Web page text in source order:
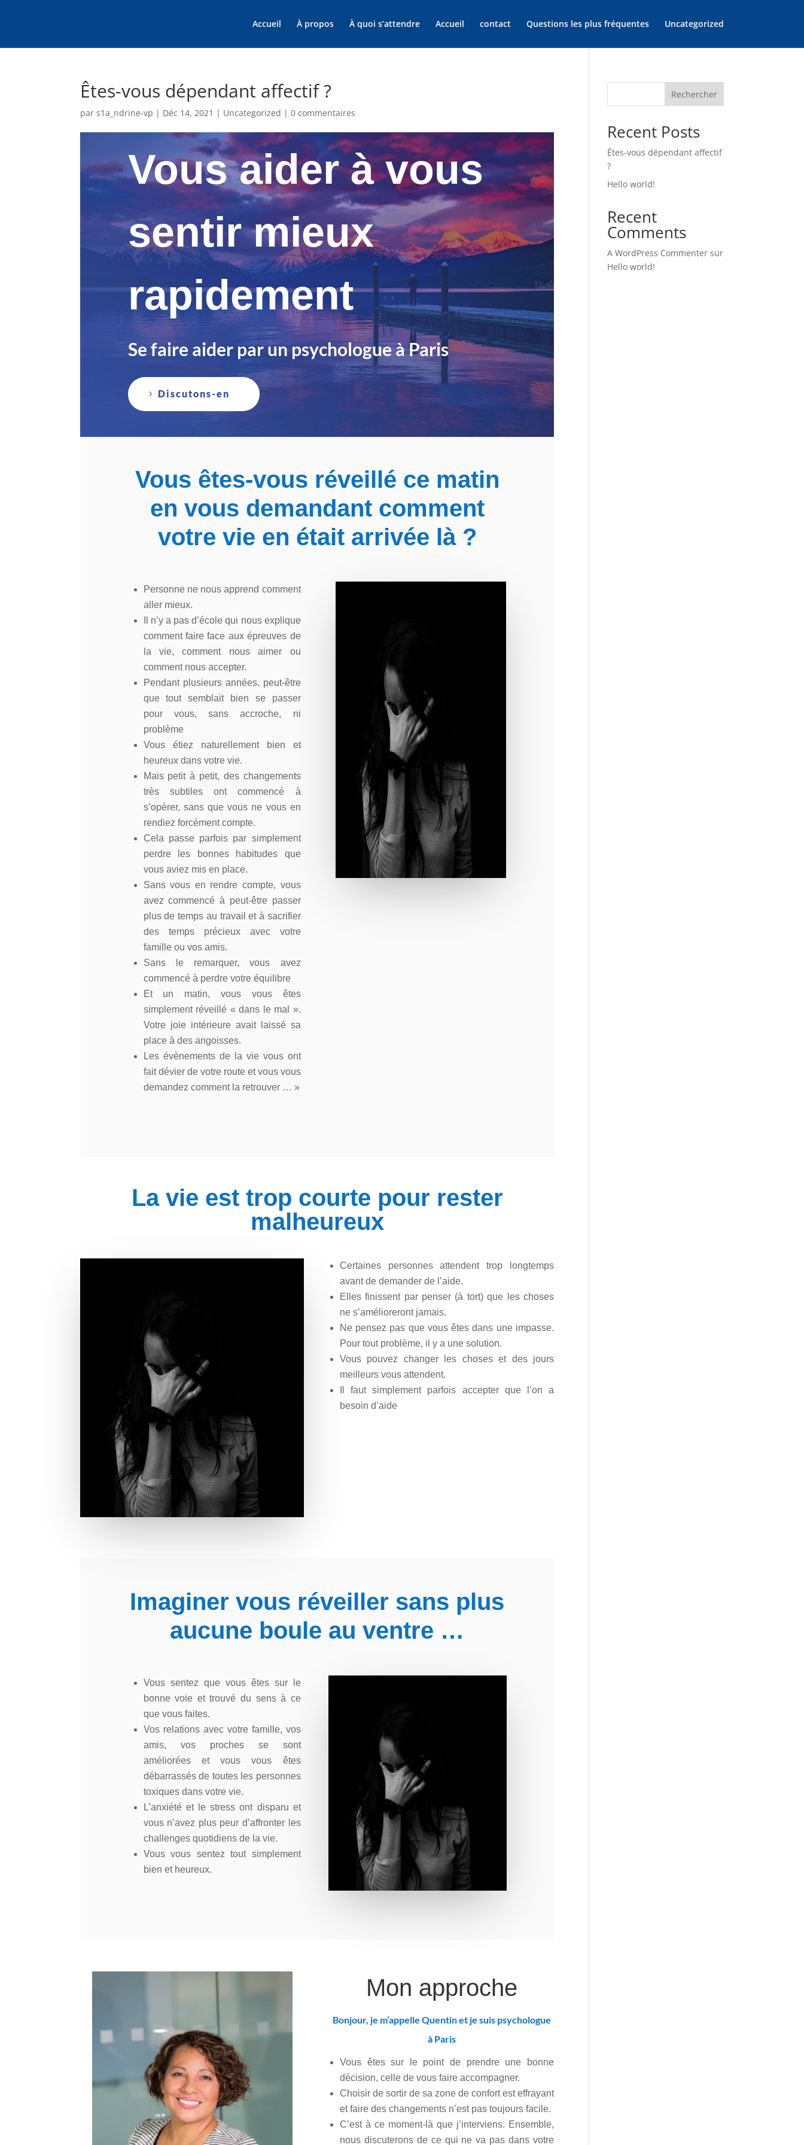
Accueil À propos À quoi s’attendre Accueil contact Questions les plus fréquentes Uncategorized
Êtes-vous dépendant affectif ?
pars1a_ndrine-vp | Déc 14, 2021 | Uncategorized |0 commentaires
Vous aider à vous
sentir mieux
rapidement
Se faire aider par un psychologue à Paris
Discutons-en
Vous êtes-vous réveillé ce matin
en vous demandant comment
votre vie en était arrivée là ?
Personne ne nous apprend comment
aller mieux.
Il n’y a pas d’école qui nous explique
comment faire face aux épreuves de
la vie, comment nous aimer ou
comment nous accepter.
Pendant plusieurs années, peut-être
que tout semblait bien se passer
pour vous, sans accroche, ni
problème
Vous étiez naturellement bien et
heureux dans votre vie.
Mais petit à petit, des changements
très subtiles ont commencé à
s’opérer, sans que vous ne vous en
rendiez forcément compte.
Cela passe parfois par simplement
perdre les bonnes habitudes que
vous aviez mis en place.
Sans vous en rendre compte, vous
avez commencé à peut-être passer
plus de temps au travail et à sacrifier
des temps précieux avec votre
famille ou vos amis.
Sans le remarquer, vous avez
commencé à perdre votre équilibre
Et un matin, vous vous êtes
simplement réveillé « dans le mal ».
Votre joie intérieure avait laissé sa
place à des angoisses.
Les évènements de la vie vous ont
fait dévier de votre route et vous vous
demandez comment la retrouver … »
La vie est trop courte pour rester
malheureux
Certaines personnes attendent trop longtemps
avant de demander de l’aide.
Elles finissent par penser (à tort) que les choses
ne s’amélioreront jamais.
Ne pensez pas que vous êtes dans une impasse.
Pour tout problème, il y a une solution.
Vous pouvez changer les choses et des jours
meilleurs vous attendent.
Il faut simplement parfois accepter que l’on a
besoin d’aide
Imaginer vous réveiller sans plus
aucune boule au ventre …
Vous sentez que vous êtes sur le
bonne voie et trouvé du sens à ce
que vous faites.
Vos relations avec votre famille, vos
amis, vos proches se sont
améliorées et vous vous êtes
débarrassés de toutes les personnes
toxiques dans votre vie.
L’anxiété et le stress ont disparu et
vous n’avez plus peur d’affronter les
challenges quotidiens de la vie.
Vous vous sentez tout simplement
bien et heureux.
Mon approche
Bonjour, je m’appelle Quentin et je suis psychologue
à Paris
Vous êtes sur le point de prendre une bonne
décision, celle de vous faire accompagner.
Choisir de sortir de sa zone de confort est effrayant
et faire des changements n’est pas toujours facile.
C’est à ce moment-là que j’interviens. Ensemble,
nous discuterons de ce qui ne va pas dans votre
Rechercher
Recent Posts
Êtes-vous dépendant affectif
?
Hello world!
Recent
Comments
A WordPress Commenter sur
Hello world!